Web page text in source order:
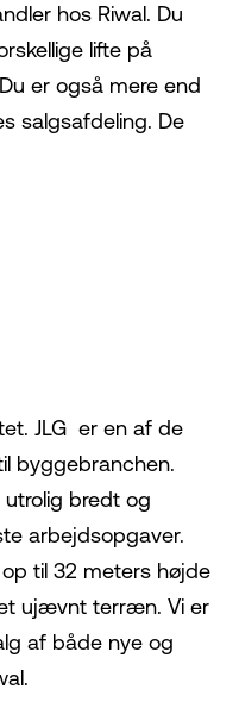
hos Riwal. Du
lifte på
er også mere end
salgsafdeling. De
JLG er en af de
byggebranchen.
utrolig bredt og
arbejdsopgaver.
til 32 meters højde
ujævnt terræn. Vi er
af både nye og